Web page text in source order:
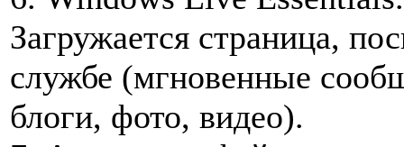
Загружается страница,
службе (мгновенные
блоги, фото, видео).